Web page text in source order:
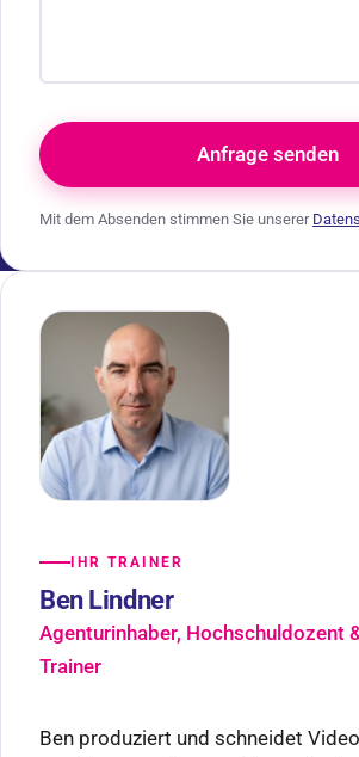
Anfrage senden
Mit dem Absenden stimmen Sie unserer
IHR TRAINER
Ben Lindner
Agenturinhaber, Hochschuldozent
Trainer
Ben produziert und schneidet